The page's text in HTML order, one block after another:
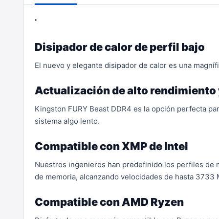
"
Disipador de calor de perfil bajo
El nuevo y elegante disipador de calor es una
Actualización de alto rendimiento
Kingston FURY Beast DDR4 es la opción perfecta
sistema algo lento.
Compatible con XMP de Intel
Nuestros ingenieros han predefinido los perfiles de
de memoria, alcanzando velocidades de hasta 3733
Compatible con AMD Ryzen